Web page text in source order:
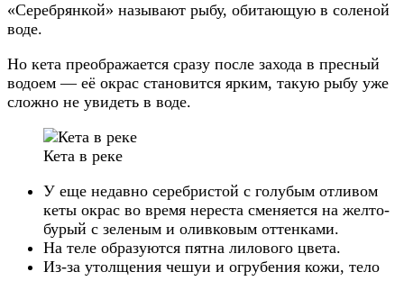
«Серебрянкой» называют рыбу, обитающую в соленой
воде.
Но кета преображается сразу после захода в пресный
водоем — её окрас становится ярким, такую рыбу уже
сложно не увидеть в воде.
Кета в реке
У еще недавно серебристой с голубым отливом
кеты окрас во время нереста сменяется на желто-
бурый с зеленым и оливковым оттенками.
На теле образуются пятна лилового цвета.
Из-за утолщения чешуи и огрубения кожи, тело